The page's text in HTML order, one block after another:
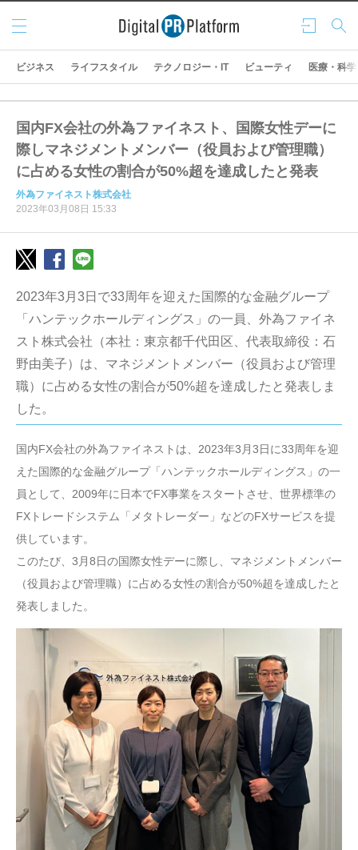
ログ
イン
検索
メニ
ュー
ビジネス ライフスタイル テクノロジー・IT ビューティ 医療・科学
国内FX会社の外為ファイネスト、国際女性デーに
際しマネジメントメンバー（役員および管理職）
に占める女性の割合が50%超を達成したと発表
外為ファイネスト株式会社
2023年03月08日 15:33
2023年3月3日で33周年を迎えた国際的な金融グループ
「ハンテックホールディングス」の一員、外為ファイネ
スト株式会社（本社：東京都千代田区、代表取締役：石
野由美子）は、マネジメントメンバー（役員および管理
職）に占める女性の割合が50%超を達成したと発表しま
した。
国内FX会社の外為ファイネストは、2023年3月3日に33周年を迎
えた国際的な金融グループ「ハンテックホールディングス」の一
員として、2009年に日本でFX事業をスタートさせ、世界標準の
FXトレードシステム「メタトレーダー」などのFXサービスを提
供しています。
このたび、3月8日の国際女性デーに際し、マネジメントメンバー
（役員および管理職）に占める女性の割合が50%超を達成したと
発表しました。